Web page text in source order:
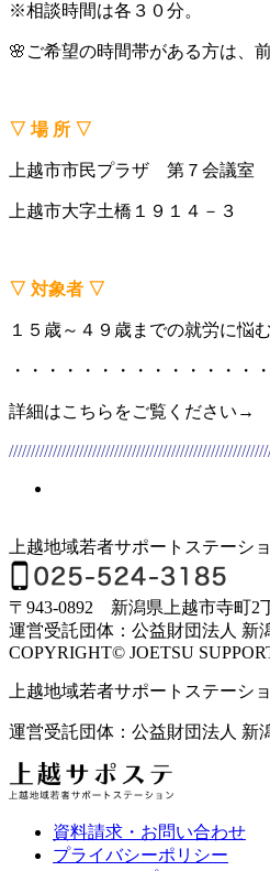
※相談時間は各３０分。
🌸ご希望の時間帯がある方は、
▽ 場 所 ▽
上越市市民プラザ 第７会議室
上越市大字土橋１９１４－３
▽ 対象者 ▽
１５歳～４９歳までの就労に悩
・・・・・・・・・・・・・・
詳細はこちらをご覧ください→
上越地域若者サポートステーシ
〒943-0892 新潟県上越市寺町
運営受託団体：公益財団法人 新
COPYRIGHT© JOETSU
上越地域若者サポートステー
運営受託団体：公益財団法人 新
資料請求・お問い合わせ
プライバシーポリシー